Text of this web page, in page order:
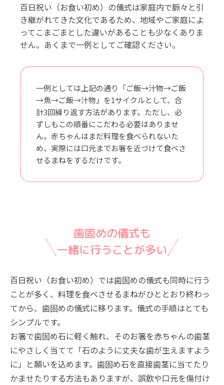
百日祝い（お食い初め）の儀式は家庭内で脈々と引
き継がれてきた文化であるため、地域やご家庭によ
ってこまごまとした違いがあることも少なくありま
せん。あくまで一例としてご確認ください。
一例としては上記の通り「ご飯→汁物→ご飯
→魚→ご飯→汁物」を1サイクルとして、合
計3回繰り返す方法があります。ただし、必
ずしもこの順番にこだわる必要はありませ
ん。赤ちゃんはまだ料理を食べられないた
め、実際には口元までお箸を近づけて食べさ
せるまねをするだけです。
歯固めの儀式も
一緒に行うことが多い
百日祝い（お食い初め）では歯固めの儀式も同時に行う
ことが多く、料理を食べさせるまねがひととおり終わっ
てから、歯固めの儀式に移ります。儀式の手順はとても
シンプルです。
お箸で歯固め石に軽く触れ、そのお箸を赤ちゃんの歯茎
にやさしく当てて「石のように丈夫な歯が生えますよう
に」と願いを込めます。歯固め石を直接歯茎に当てたり
かませたりする方法もありますが、誤飲や口元を傷付け